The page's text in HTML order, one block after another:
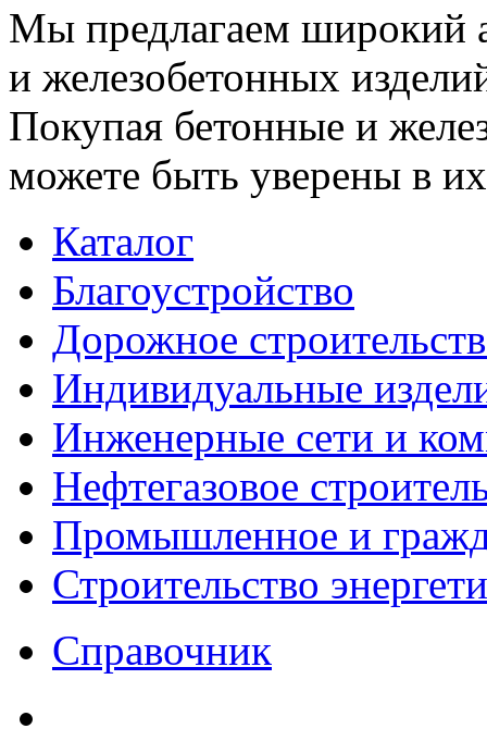
Мы предлагаем широкий
и железобетонных
Покупая бетонные и
можете быть уверены в их
Каталог
Благоустройство
Дорожное
Индивидуальные
Инженерные сети и
Нефтегазовое
Промышленное и
Строительство
Справочник